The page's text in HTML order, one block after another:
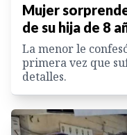
Mujer
de su hija de 8
La menor le
primera vez que
detalles.